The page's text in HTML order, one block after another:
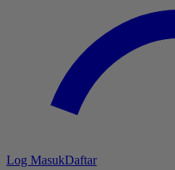
Log MasukDaftar